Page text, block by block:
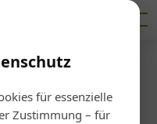
für essenzielle
Zustimmung – für
und Spenglertechnik
und